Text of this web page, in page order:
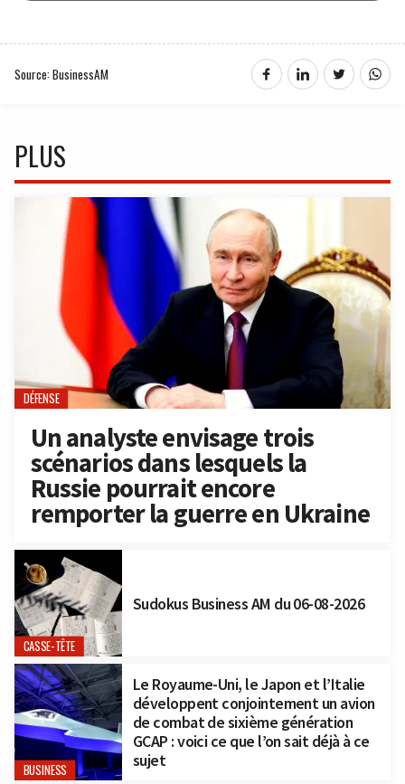
Source: BusinessAM
PLUS
DÉFENSE
Un analyste envisage trois
scénarios dans lesquels la
Russie pourrait encore
remporter la guerre en Ukraine
CASSE-TÊTE
Sudokus Business AM du 06-08-2026
BUSINESS
Le Royaume-Uni, le Japon et l’Italie
développent conjointement un avion
de combat de sixième génération
GCAP : voici ce que l’on sait déjà à ce
sujet